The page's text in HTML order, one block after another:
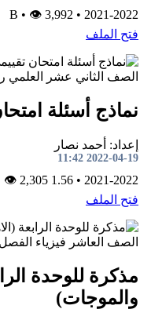
2021-2022
•
B
•👁 3,992
فتح الملف
الصف الثاني عشر العلمي
نماذج أسئلة
إعداد: أحمد نصار
2022-04-19 11:42
2021-2022
•
1.56 MB
•👁 2,305
فتح الملف
الصف العاشر فيزياء الفصل
مذكرة للوحدة
والموجات)